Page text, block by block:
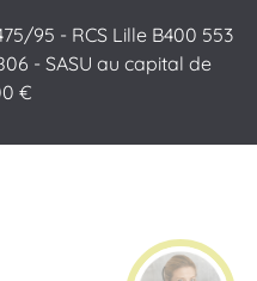
95 - RCS Lille B400 553
- SASU au capital de
€